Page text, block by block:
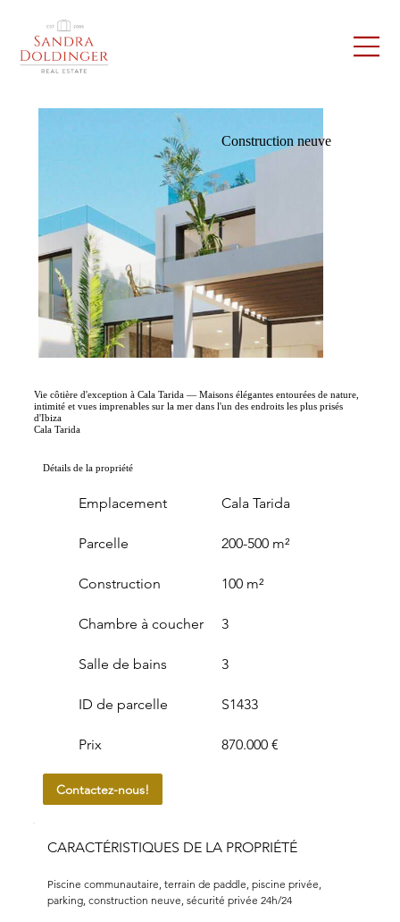
Construction neuve
Vie côtière d'exception à Cala Tarida — Maisons élégantes entourées de nature,
intimité et vues imprenables sur la mer dans l'un des endroits les plus prisés
d'Ibiza
Cala Tarida
Détails de la propriété
Emplacement
Parcelle
Construction
Cala Tarida
200-500 m²
100 m²
Chambre à coucher
Salle de bains
3
3
ID de parcelle
Prix
S1433
870.000 €
Contactez-nous!
CARACTÉRISTIQUES DE LA PROPRIÉTÉ
Piscine communautaire, terrain de paddle, piscine privée,
parking, construction neuve, sécurité privée 24h/24